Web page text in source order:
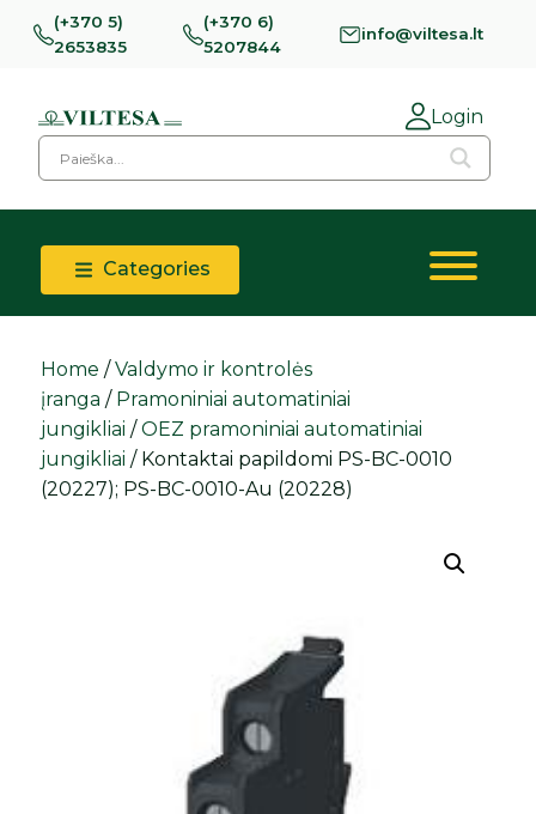
(+370 5)
2653835
(+370 6)
5207844
info@viltesa.lt
Login
Categories
Home /Valdymo ir kontrolės
įranga / Pramoniniai automatiniai
jungikliai /OEZ pramoniniai automatiniai
jungikliai / Kontaktai papildomi PS-BC-0010
(20227); PS-BC-0010-Au (20228)